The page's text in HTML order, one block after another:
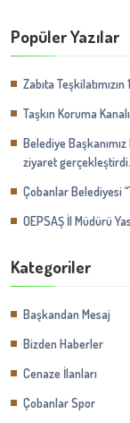
Popüler Yazılar
Zabıta
Taşkın Koruma
Belediye
ziyaret gerçekleştirdi.
Çobanlar Belediyesi
OEPSAŞ İl Müdürü
Kategoriler
Başkandan Mesaj
Bizden Haberler
Cenaze İlanları
Çobanlar Spor